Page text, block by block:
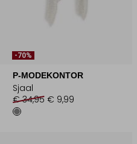
-70%
P-MODEKONTOR
Sjaal
€ 34,95 € 9,99